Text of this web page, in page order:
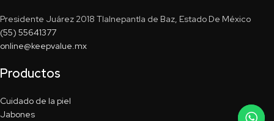
Presidente Juárez 2018 Tlalnepantla de Baz, Estado De México
(55) 55641377
online@keepvalue.mx
Productos
Cuidado de la piel
Jabones